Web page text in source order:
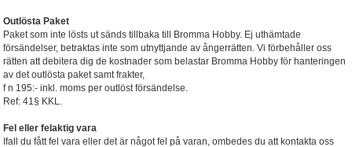
Outlösta Paket
Paket som inte lösts ut sänds tillbaka till Bromma Hobby. Ej uthämtade
försändelser, betraktas inte som utnyttjande av ångerrätten. Vi förbehåller oss
rätten att debitera dig de kostnader som belastar Bromma Hobby för hanteringen
av det outlösta paket samt frakter,
f n 195:- inkl. moms per outlöst försändelse.
Ref: 41§ KKL.
Fel eller felaktig vara
Ifall du fått fel vara eller det är något fel på varan, ombedes du att kontakta oss